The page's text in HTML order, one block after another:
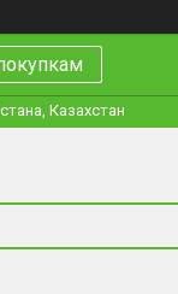
Казахстан